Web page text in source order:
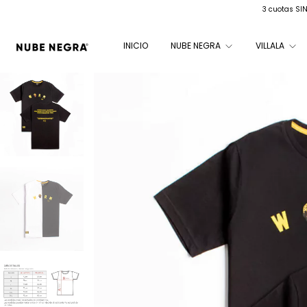
3 cuotas
INICIO NUBE NEGRA VILLALA